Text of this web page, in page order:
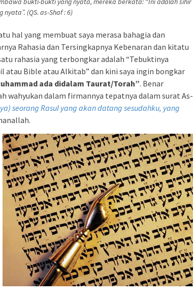
nyata”. (QS. as-Shaf : 6)
hal yang membuat saya merasa bahagia dan
Rahasia dan Tersingkapnya Kebenaran dan kitatu
rahasia yang terbongkar adalah “Tebuktinya
atau Bible atau Alkitab” dan kini saya ingin bongkar
ada didalam Taurat/Torah”. Benar
wahyukan dalam firmannya tepatnya dalam surat As-
seorang Rasul yang akan datang sesudahku, yang